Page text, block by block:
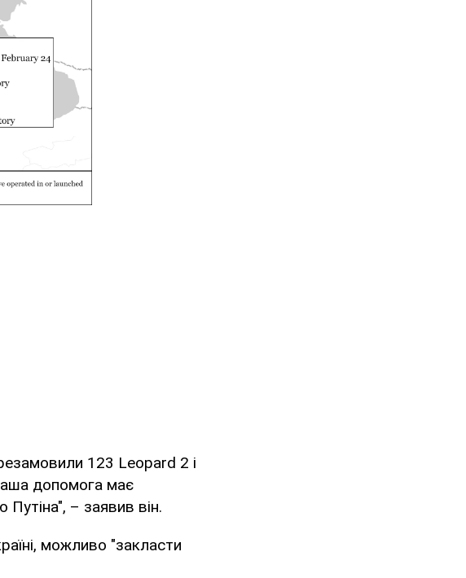
123 Leopard 2 і
допомога має
– заявив він.
можливо "закласти